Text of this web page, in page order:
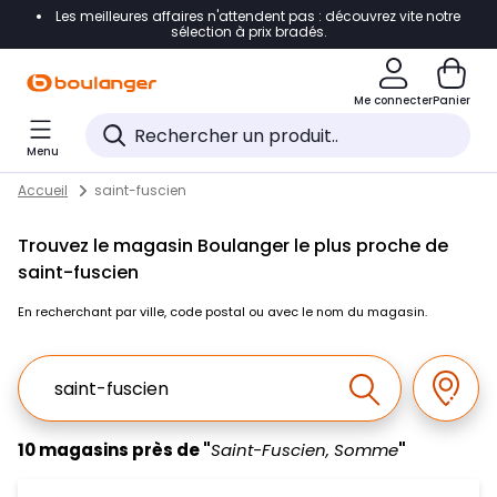
Accéder directement à la navigation
Accéder directement au pied de page
Accéder directement au chatbot
Les meilleures affaires n'attendent pas : découvrez vite notre
sélection à prix bradés.
Me connecterPanier
Menu
Skip to content
Return to Nav
Accueil saint-fuscien
Trouvez le magasin Boulanger le plus proche de
saint-fuscien
En recherchant par ville, code postal ou avec le nom du magasin.
Ville, Region, Code postal ou Ville & Pays
Effectuer la
10 magasins près de "Saint-Fuscien, Somme"